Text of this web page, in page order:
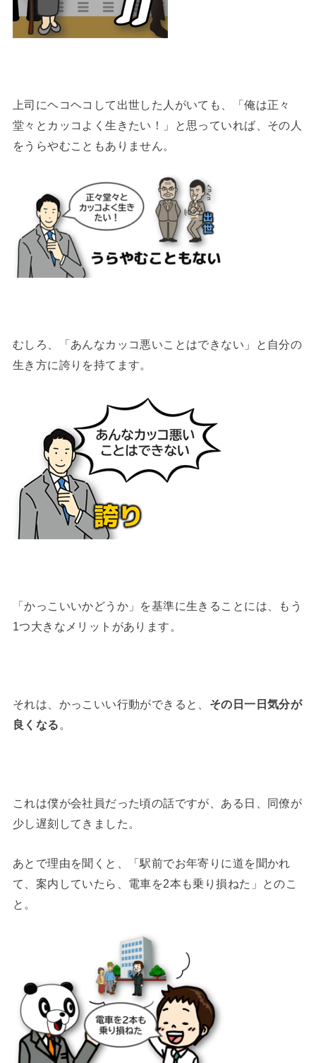
上司にヘコヘコして出世した人がいても、「俺は正々
堂々とカッコよく生きたい！」と思っていれば、その人
をうらやむこともありません。
むしろ、「あんなカッコ悪いことはできない」と自分の
生き方に誇りを持てます。
「かっこいいかどうか」を基準に生きることには、もう
1つ大きなメリットがあります。
それは、かっこいい行動ができると、 その日一日気分が
良くなる 。
これは僕が会社員だった頃の話ですが、ある日、同僚が
少し遅刻してきました。
あとで理由を聞くと、「駅前でお年寄りに道を聞かれ
て、案内していたら、電車を2本も乗り損ねた」とのこ
と。